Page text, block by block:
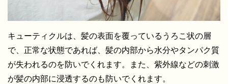
キューティクルは、髪の表面を覆っているうろこ状の層
で、正常な状態であれば、髪の内部から水分やタンパク質
が失われるのを防いでくれます。また、紫外線などの刺激
が髪の内部に浸透するのも防いでくれます。